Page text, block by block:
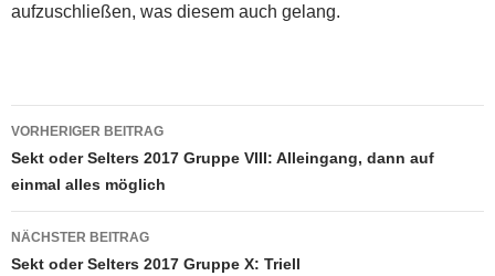
aufzuschließen, was diesem auch gelang.
Beitragsnavigation
VORHERIGER BEITRAG
Sekt oder Selters 2017 Gruppe VIII: Alleingang, dann auf
einmal alles möglich
NÄCHSTER BEITRAG
Sekt oder Selters 2017 Gruppe X: Triell